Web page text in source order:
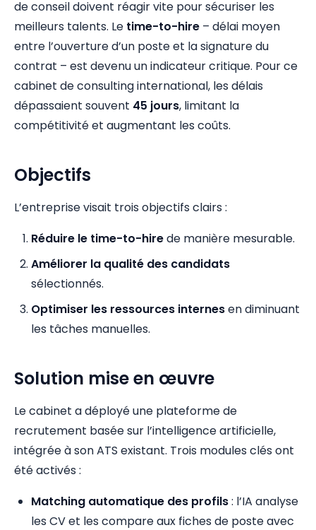
de conseil doivent réagir vite pour sécuriser les
meilleurs talents. Le time-to-hire – délai moyen
entre l’ouverture d’un poste et la signature du
contrat – est devenu un indicateur critique. Pour ce
cabinet de consulting international, les délais
dépassaient souvent 45 jours, limitant la
compétitivité et augmentant les coûts.
Objectifs
L’entreprise visait trois objectifs clairs :
Réduire le time-to-hirede manière mesurable.
Améliorer la qualité des candidats
sélectionnés.
Optimiser les ressources internesen diminuant
les tâches manuelles.
Solution mise en œuvre
Le cabinet a déployé une plateforme de
recrutement basée sur l’intelligence artificielle,
intégrée à son ATS existant. Trois modules clés ont
été activés :
Matching automatique des profils: l’IA analyse
les CV et les compare aux fiches de poste avec